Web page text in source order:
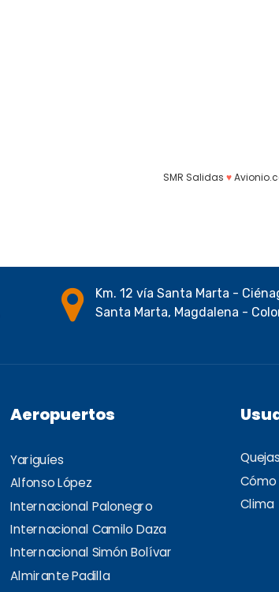
SMR Salidas ♥
Km. 12 vía Santa Marta -
Santa Marta, Magdalena -
Aeropuertos
Yariguíes
Alfonso López
Internacional Palonegro
Internacional Camilo Daza
Internacional Simón Bolívar
Almirante Padilla
Clima